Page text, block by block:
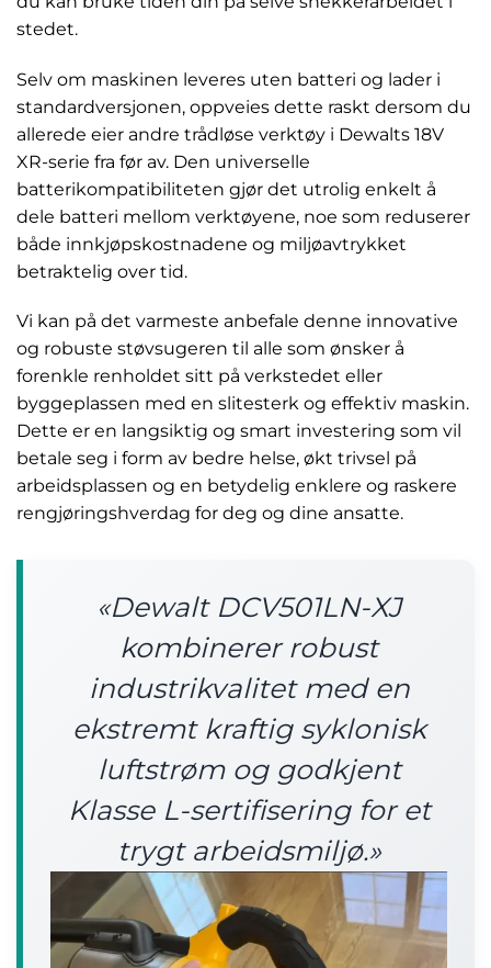
stedet.
Selv om maskinen leveres uten batteri og lader i
standardversjonen, oppveies dette raskt dersom du
allerede eier andre trådløse verktøy i Dewalts 18V
XR-serie fra før av. Den universelle
batterikompatibiliteten gjør det utrolig enkelt å
dele batteri mellom verktøyene, noe som reduserer
både innkjøpskostnadene og miljøavtrykket
betraktelig over tid.
Vi kan på det varmeste anbefale denne innovative
og robuste støvsugeren til alle som ønsker å
forenkle renholdet sitt på verkstedet eller
byggeplassen med en slitesterk og effektiv maskin.
Dette er en langsiktig og smart investering som vil
betale seg i form av bedre helse, økt trivsel på
arbeidsplassen og en betydelig enklere og raskere
rengjøringshverdag for deg og dine ansatte.
«Dewalt DCV501LN-XJ
kombinerer robust
industrikvalitet med en
ekstremt kraftig syklonisk
luftstrøm og godkjent
Klasse L-sertifisering for et
trygt arbeidsmiljø.»